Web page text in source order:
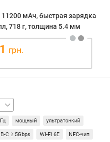
11200 мАч, быстрая зарядка
718 г, толщина 5.4 мм
грн.
мощный ультратонкий
C ≥ 5Gbps Wi-Fi 6E NFC-чип